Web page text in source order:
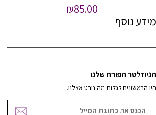
₪85.00
מידע נוסף
הניוזלטר הפורח שלנו
היו הראשונים לגלות מה נובט אצלנו.